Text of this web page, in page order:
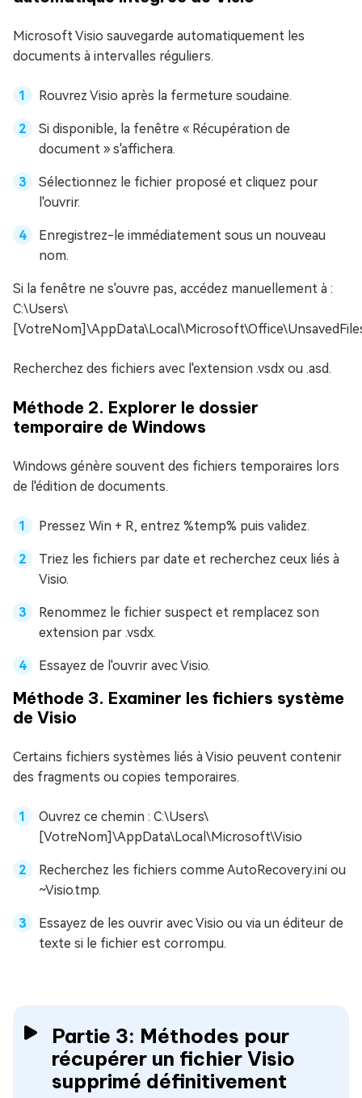
Microsoft Visio sauvegarde automatiquement les
documents à intervalles réguliers.
Rouvrez Visio après la fermeture soudaine.
Si disponible, la fenêtre « Récupération de
document » s'affichera.
Sélectionnez le fichier proposé et cliquez pour
l'ouvrir.
Enregistrez-le immédiatement sous un nouveau
nom.
Si la fenêtre ne s'ouvre pas, accédez manuellement à :
C:\Users\
Recherchez des fichiers avec l'extension .vsdx ou .asd.
Méthode 2. Explorer le dossier
temporaire de Windows
Windows génère souvent des fichiers temporaires lors
de l'édition de documents.
Pressez Win + R, entrez %temp% puis validez.
Triez les fichiers par date et recherchez ceux liés à
Visio.
Renommez le fichier suspect et remplacez son
extension par .vsdx.
Essayez de l'ouvrir avec Visio.
Méthode 3. Examiner les fichiers système
de Visio
Certains fichiers systèmes liés à Visio peuvent contenir
des fragments ou copies temporaires.
Ouvrez ce chemin : C:\Users\
[VotreNom]\AppData\Local\Microsoft\Visio
Recherchez les fichiers comme AutoRecovery.ini ou
~Visio.tmp.
Essayez de les ouvrir avec Visio ou via un éditeur de
texte si le fichier est corrompu.
Partie 3: Méthodes pour
récupérer un fichier Visio
supprimé définitivement